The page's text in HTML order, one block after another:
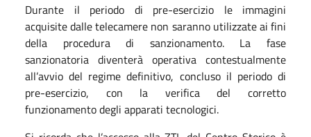
Durante il periodo di pre-esercizio le immagini
acquisite dalle telecamere non saranno utilizzate ai fini
della procedura di sanzionamento. La fase
sanzionatoria diventerà operativa contestualmente
all’avvio del regime definitivo, concluso il periodo di
pre-esercizio, con la verifica del corretto
funzionamento degli apparati tecnologici.